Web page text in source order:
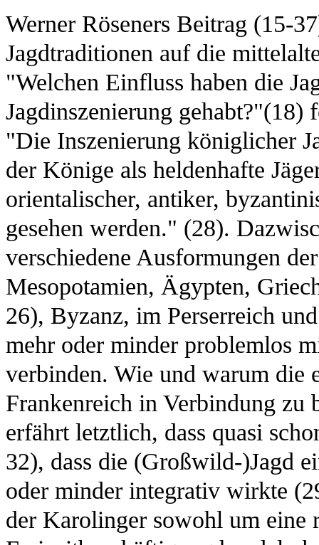
Werner Röseners Beitrag (15-
Jagdtraditionen auf die
"Welchen Einfluss haben die
Jagdinszenierung
"Die Inszenierung königlicher
der Könige als heldenhafte
orientalischer, antiker,
gesehen werden." (28).
verschiedene Ausformungen
Mesopotamien, Ägypten,
26), Byzanz, im Perserreich
mehr oder minder problemlos
verbinden. Wie und warum die
Frankenreich in Verbindung
erfährt letztlich, dass quasi
32), dass die (Großwild-)Jagd
oder minder integrativ wirkte
der Karolinger sowohl um eine